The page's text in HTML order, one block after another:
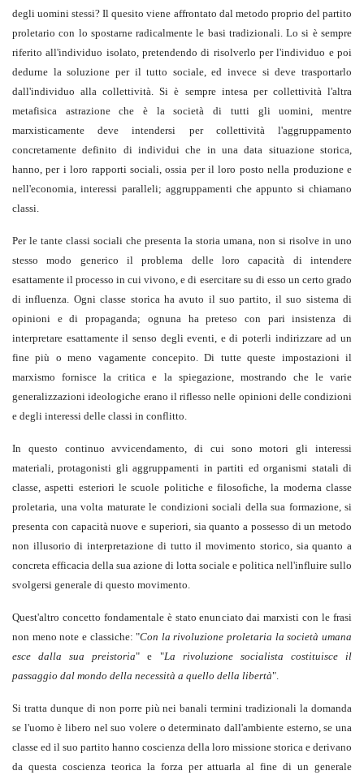
degli uomini stessi? Il quesito viene affrontato dal metodo proprio del partito
proletario con lo spostarne radicalmente le basi tradizionali. Lo si è sempre
riferito all'individuo isolato, pretendendo di risolverlo per l'individuo e poi
dedurne la soluzione per il tutto sociale, ed invece si deve trasportarlo
dall'individuo alla collettività. Si è sempre intesa per collettività l'altra
metafisica astrazione che è la società di tutti gli uomini, mentre
marxisticamente deve intendersi per collettività l'aggruppamento
concretamente definito di individui che in una data situazione storica,
hanno, per i loro rapporti sociali, ossia per il loro posto nella produzione e
nell'economia, interessi paralleli; aggruppamenti che appunto si chiamano
classi.
Per le tante classi sociali che presenta la storia umana, non si risolve in uno
stesso modo generico il problema delle loro capacità di intendere
esattamente il processo in cui vivono, e di esercitare su di esso un certo grado
di influenza. Ogni classe storica ha avuto il suo partito, il suo sistema di
opinioni e di propaganda; ognuna ha preteso con pari insistenza di
interpretare esattamente il senso degli eventi, e di poterli indirizzare ad un
fine più o meno vagamente concepito. Di tutte queste impostazioni il
marxismo fornisce la critica e la spiegazione, mostrando che le varie
generalizzazioni ideologiche erano il riflesso nelle opinioni delle condizioni
e degli interessi delle classi in conflitto.
In questo continuo avvicendamento, di cui sono motori gli interessi
materiali, protagonisti gli aggruppamenti in partiti ed organismi statali di
classe, aspetti esteriori le scuole politiche e filosofiche, la moderna classe
proletaria, una volta maturate le condizioni sociali della sua formazione, si
presenta con capacità nuove e superiori, sia quanto a possesso di un metodo
non illusorio di interpretazione di tutto il movimento storico, sia quanto a
concreta efficacia della sua azione di lotta sociale e politica nell'influire sullo
svolgersi generale di questo movimento.
Quest'altro concetto fondamentale è stato enunciato dai marxisti con le frasi
non meno note e classiche: "Con la rivoluzione proletaria la società umana
esce dalla sua preistoria" e "La rivoluzione socialista costituisce il
passaggio dal mondo della necessità a quello della libertà".
Si tratta dunque di non porre più nei banali termini tradizionali la domanda
se l'uomo è libero nel suo volere o determinato dall'ambiente esterno, se una
classe ed il suo partito hanno coscienza della loro missione storica e derivano
da questa coscienza teorica la forza per attuarla al fine di un generale